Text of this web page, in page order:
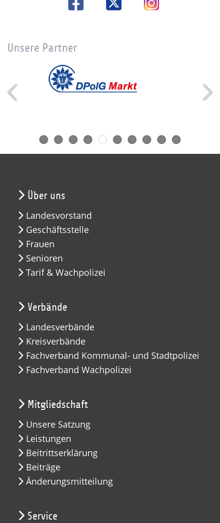
Unsere Partner
Über uns
Landesvorstand
Geschäftsstelle
Frauen
Senioren
Tarif & Wachpolizei
Verbände
Landesverbände
Kreisverbände
Fachverband Kommunal- und Stadtpolizei
Fachverband Wachpolizei
Mitgliedschaft
Unsere Satzung
Leistungen
Beitrittserklärung
Beiträge
Änderungsmitteilung
Service